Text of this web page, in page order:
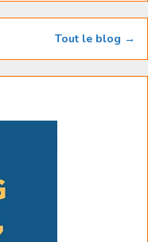
Tout le blog →